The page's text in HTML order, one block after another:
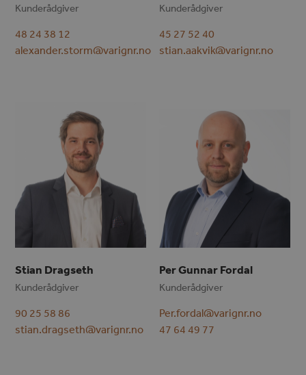
Kunderådgiver
48 24 38 12
alexander.storm@varignr.no
Kunderådgiver
45 27 52 40
stian.aakvik@varignr.no
Stian Dragseth
Kunderådgiver
90 25 58 86
stian.dragseth@varignr.no
Per Gunnar Fordal
Kunderådgiver
Per.fordal@varignr.no
47 64 49 77